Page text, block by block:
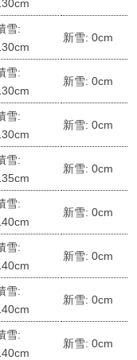
雪:
新雪: 0cm
雪:
新雪: 0cm
雪:
新雪: 0cm
雪:
新雪: 0cm
雪:
新雪: 0cm
雪:
新雪: 0cm
雪:
新雪: 0cm
雪:
新雪: 0cm